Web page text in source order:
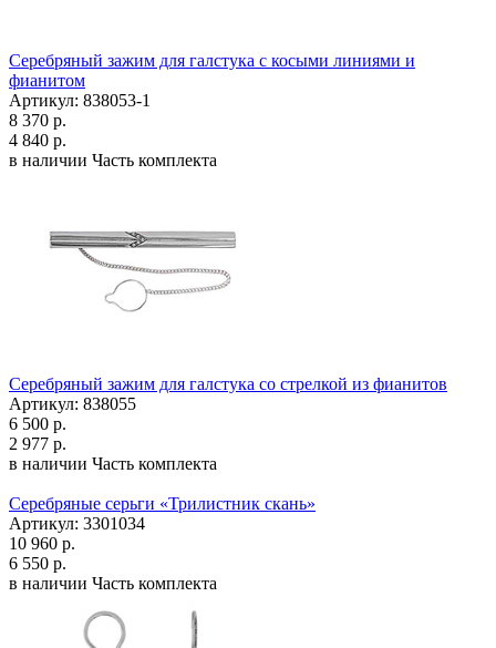
Серебряный зажим для галстука с косыми линиями и
фианитом
Артикул: 838053-1
8 370 р.
4 840 р.
в наличии Часть комплекта
Серебряный зажим для галстука со стрелкой из фианитов
Артикул: 838055
6 500 р.
2 977 р.
в наличии Часть комплекта
Серебряные серьги «Трилистник скань»
Артикул: 3301034
10 960 р.
6 550 р.
в наличии Часть комплекта